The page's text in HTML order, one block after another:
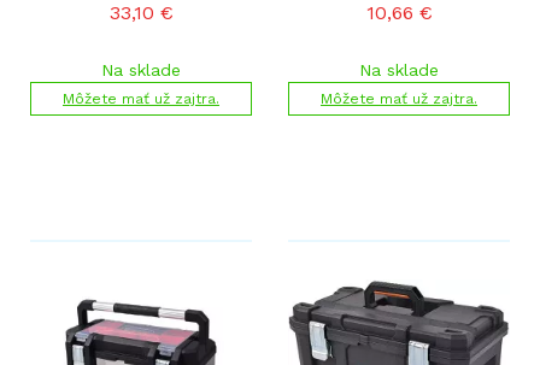
33,10 €
Na sklade
Môžete mať už zajtra.
10,66 €
Na sklade
Môžete mať už zajtra.